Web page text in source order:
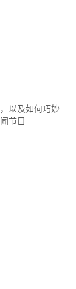
以及如何巧妙
节目